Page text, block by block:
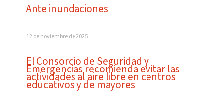
Ante inundaciones
12 de noviembre de 2025
El Consorcio de Seguridad y
Emergencias recomienda evitar las
actividades al aire libre en centros
educativos y de mayores